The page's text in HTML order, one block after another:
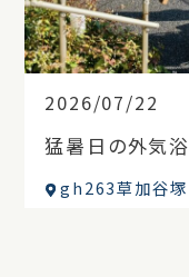
2026/07/22
猛暑日の外気浴
gh263草加谷塚